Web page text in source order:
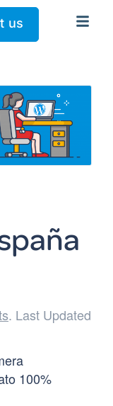
us
. Last Updated
100%